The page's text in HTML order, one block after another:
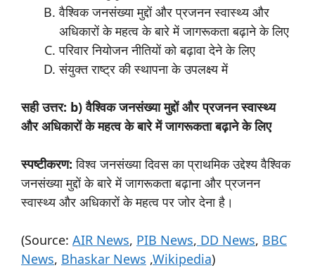
वैश्विक जनसंख्या मुद्दों और प्रजनन स्वास्थ्य और
अधिकारों के महत्व के बारे में जागरूकता बढ़ाने के लिए
परिवार नियोजन नीतियों को बढ़ावा देने के लिए
संयुक्त राष्ट्र की स्थापना के उपलक्ष्य में
सही उत्तर: b) वैश्विक जनसंख्या मुद्दों और प्रजनन स्वास्थ्य
और अधिकारों के महत्व के बारे में जागरूकता बढ़ाने के लिए
स्पष्टीकरण: विश्व जनसंख्या दिवस का प्राथमिक उद्देश्य वैश्विक
जनसंख्या मुद्दों के बारे में जागरूकता बढ़ाना और प्रजनन
स्वास्थ्य और अधिकारों के महत्व पर जोर देना है।
(Source: AIR News, PIB News, DD News, BBC
News, Bhaskar News ,Wikipedia)